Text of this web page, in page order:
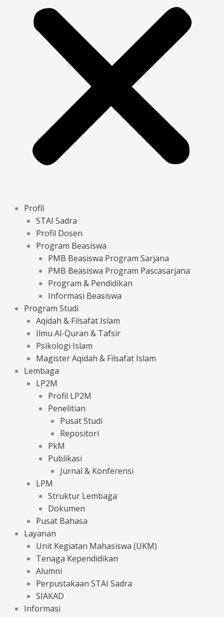
Profil
STAI Sadra
Profil Dosen
Program Beasiswa
PMB Beasiswa Program Sarjana
PMB Beasiswa Program Pascasarjana
Program & Pendidikan
Informasi Beasiswa
Program Studi
Aqidah & Filsafat Islam
Ilmu Al-Quran & Tafsir
Psikologi Islam
Magister Aqidah & Filsafat Islam
Lembaga
LP2M
Profil LP2M
Penelitian
Pusat Studi
Repositori
PkM
Publikasi
Jurnal & Konferensi
LPM
Struktur Lembaga
Dokumen
Pusat Bahasa
Layanan
Unit Kegiatan Mahasiswa (UKM)
Tenaga Kependidikan
Alumni
Perpustakaan STAI Sadra
SIAKAD
Informasi